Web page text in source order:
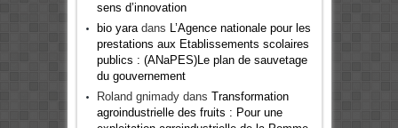
sens d’innovation
bio yaradans L’Agence nationale pour les
prestations aux Etablissements scolaires
publics : (ANaPES)Le plan de sauvetage
du gouvernement
Roland gnimadydans Transformation
agroindustrielle des fruits : Pour une